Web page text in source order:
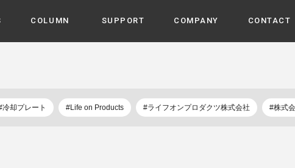
家事・生活雑貨
COLUMN SUPPORT COMPANY CONTACT
冷却プレート #Life on Products #ライフオンプロダクツ株式会社 #株式